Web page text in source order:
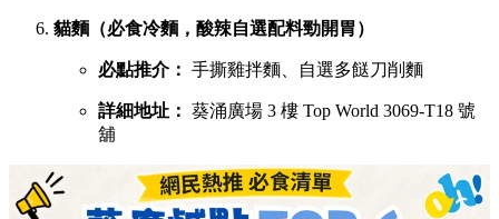
貓麵（必食冷麵，酸辣自選配料勁開胃）
必點推介： 手撕雞拌麵、自選多餸刀削麵
詳細地址： 葵涌廣場 3 樓 Top World 3069-T18 號
舖